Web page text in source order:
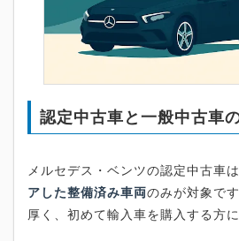
認定中古車と一般中古車
メルセデス・ベンツの認定中古車は
アした整備済み車両のみが対象で
厚く、初めて輸入車を購入する方に